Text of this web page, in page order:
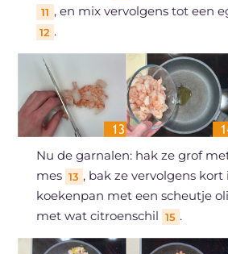
11 , en mix vervolgens tot een
12 .
Nu de garnalen: hak ze grof
mes 13 , bak ze vervolgens kort
koekenpan met een scheutje
met wat citroenschil 15 .